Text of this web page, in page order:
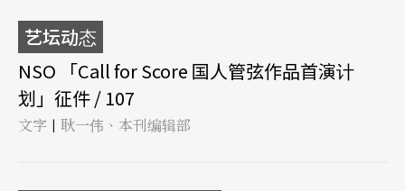
艺坛动态
NSO 「Call for Score 国人管弦作品首演计
划」征件 / 107
文字 | 耿一伟、本刊编辑部